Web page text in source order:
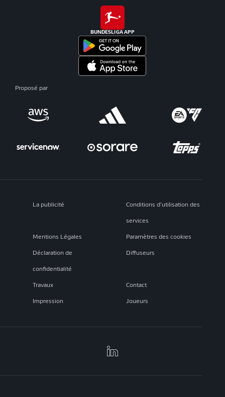
BUNDESLIGA APP
Proposé par
La publicité Conditions d’utilisation des
services
Mentions Légales Paramètres des cookies
Déclaration de
confidentialité
Diffuseurs
Travaux Contact
Impression Joueurs